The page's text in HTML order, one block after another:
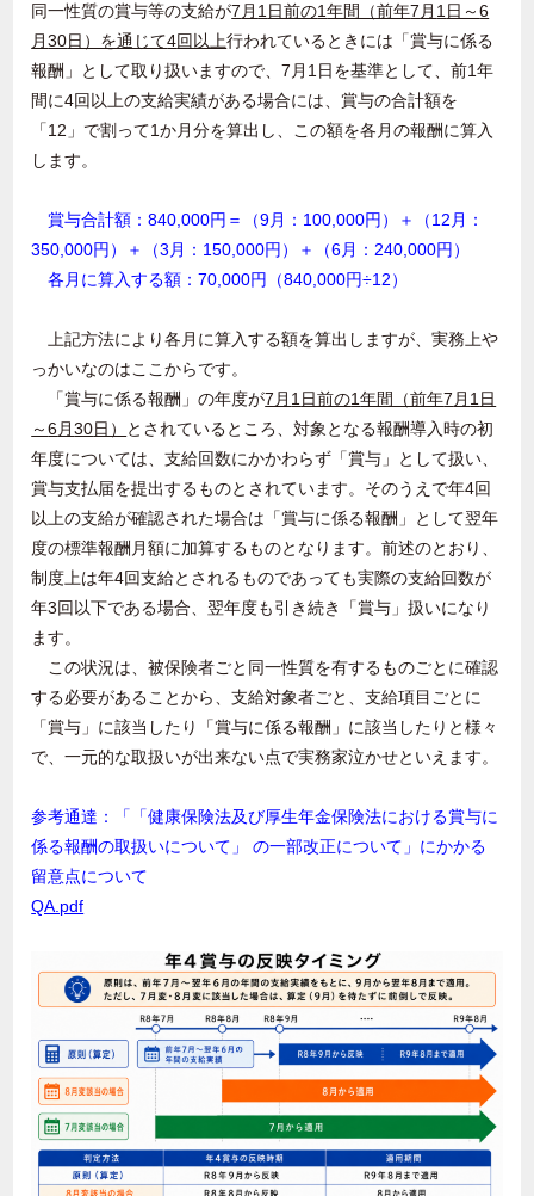
同一性質の賞与等の支給が7 月 1 日前の1年間（前年7 月 1 日～6
月30日）を通じて4回以上行われているときには「賞与に係る
報酬」として取り扱いますので、7 月 1 日を基準として、前1年
間に4回以上の支給実績がある場合には、賞与の合計額を
「12 」で割って1か月分を算出し、この額を各月の報酬に算入
します。
賞与合計額：840,000円＝（9月：100,000円）＋（12月：
350,000円）＋（3月：150,000円）＋（6月：240,000円）
各月に算入する額：70,000円（840,000円÷12）
上記方法により各月に算入する額を算出しますが、実務上や
っかいなのはここからです。
「賞与に係る報酬」の年度が7月 1 日前の1年間（前年7 月 1 日
～6月30日）
とされているところ、対象となる報酬導入時の初
年度については、支給回数にかかわらず「賞与」として扱い、
賞与支払届を提出するものとされています。そのうえで年4回
以上の支給が確認された場合は「賞与に係る報酬」として翌年
度の標準報酬月額に加算するものとなります。前述のとおり、
制度上は年4回支給とされるものであっても実際の支給回数が
年3回以下である場合、翌年度も引き続き「賞与」扱いになり
ます。
この状況は、被保険者ごと同一性質を有するものごとに確認
する必要があることから、支給対象者ごと、支給項目ごとに
「賞与」に該当したり「賞与に係る報酬」に該当したりと様々
で、一元的な取扱いが出来ない点で実務家泣かせといえます。
参考通達：「「健康保険法及び厚生年金保険法における賞与に
係る報酬の取扱いについて」 の一部改正について」にかかる
留意点について
QA.pdf